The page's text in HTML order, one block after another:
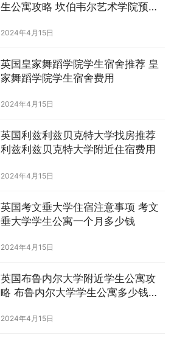
生公寓攻略 坎伯韦尔艺术学院预科
2024年4月15日
英国皇家舞蹈学院学生宿舍推荐 皇
家舞蹈学院学生宿舍费用
2024年4月15日
英国利兹利兹贝克特大学找房推荐
利兹利兹贝克特大学附近住宿费用
2024年4月15日
英国考文垂大学住宿注意事项 考文
垂大学学生公寓一个月多少钱
2024年4月15日
英国布鲁内尔大学附近学生公寓攻
略 布鲁内尔大学学生公寓多少钱一
2024年4月15日